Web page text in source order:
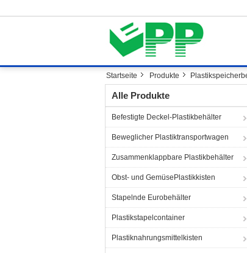
Startseite Produkte
Alle Produkte
Befestigte Deckel-Plastikbehälter
Beweglicher Plastiktransportwagen
Zusammenklappbare Plastikbehälter
Obst- und GemüsePlastikkisten
Stapelnde Eurobehälter
Plastikstapelcontainer
Plastiknahrungsmittelkisten